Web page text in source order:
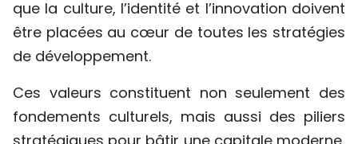
que la culture, l’identité et l’innovation doivent
être placées au cœur de toutes les stratégies
de développement.
Ces valeurs constituent non seulement des
fondements culturels, mais aussi des piliers